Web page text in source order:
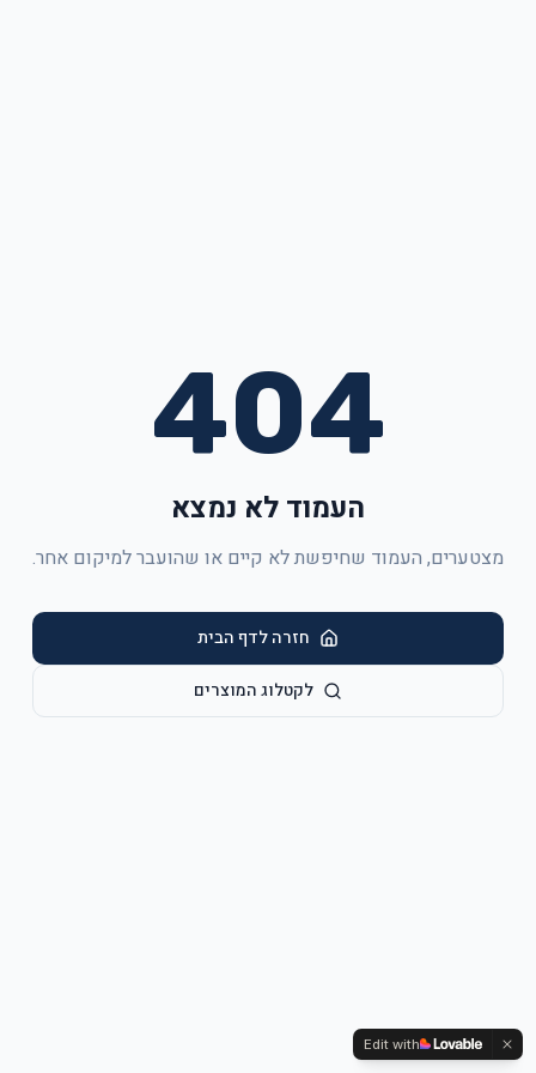
404
העמוד לא נמצא
מצטערים, העמוד שחיפשת לא קיים או שהועבר למיקום אחר.
חזרה לדף הבית
לקטלוג המוצרים
Edit with